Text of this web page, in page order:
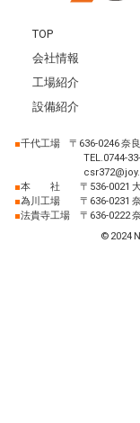
TOP
会社情報
工場紹介
設備紹介
■千代工場 〒636-0246 奈
TEL.0744-33-
■本 社
〒536-0021
■為川工場
〒636-0231
■法貴寺工場
〒636-0222
© 2024